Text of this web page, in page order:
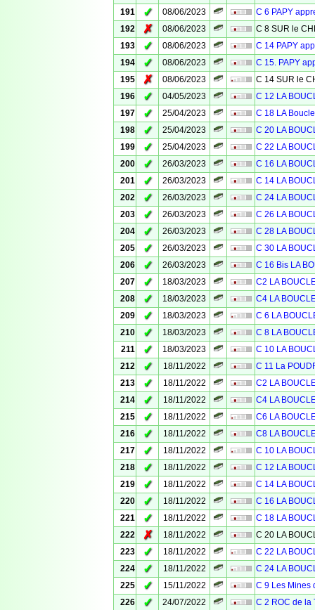
191
✓ 08/06/2023
C 6 PAPY
192
✗ 08/06/2023
C 8 SUR le
193
✓ 08/06/2023
C 14 PAPY
194
✓ 08/06/2023
C 15. PAPY
195
✗ 08/06/2023
C 14 SUR le
196
✓ 04/05/2023
C 12 LA
197
✓ 25/04/2023
C 18 LA
198
✓ 25/04/2023
C 20 LA
199
✓ 25/04/2023
C 22 LA
200
✓ 26/03/2023
C 16 LA
201
✓ 26/03/2023
C 14 LA
202
✓ 26/03/2023
C 24 LA
203
✓ 26/03/2023
C 26 LA
204
✓ 26/03/2023
C 28 LA
205
✓ 26/03/2023
C 30 LA
206
✓ 26/03/2023
C 16 Bis LA
207
✓ 18/03/2023
C2 LA
208
✓ 18/03/2023
C4 LA
209
✓ 18/03/2023
C 6 LA
210
✓ 18/03/2023
C 8 LA
211
✓ 18/03/2023
C 10 LA
212
✓ 18/11/2022
C 11 La
213
✓ 18/11/2022
C2 LA
214
✓ 18/11/2022
C4 LA
215
✓ 18/11/2022
C6 LA
216
✓ 18/11/2022
C8 LA
217
✓ 18/11/2022
C 10 LA
218
✓ 18/11/2022
C 12 LA
219
✓ 18/11/2022
C 14 LA
220
✓ 18/11/2022
C 16 LA
221
✓ 18/11/2022
C 18 LA
222
✗ 18/11/2022
C 20 LA
223
✓ 18/11/2022
C 22 LA
224
✓ 18/11/2022
C 24 LA
225
✓ 15/11/2022
C 9 Les Mines
226
✓ 24/07/2022
C 2 ROC de la